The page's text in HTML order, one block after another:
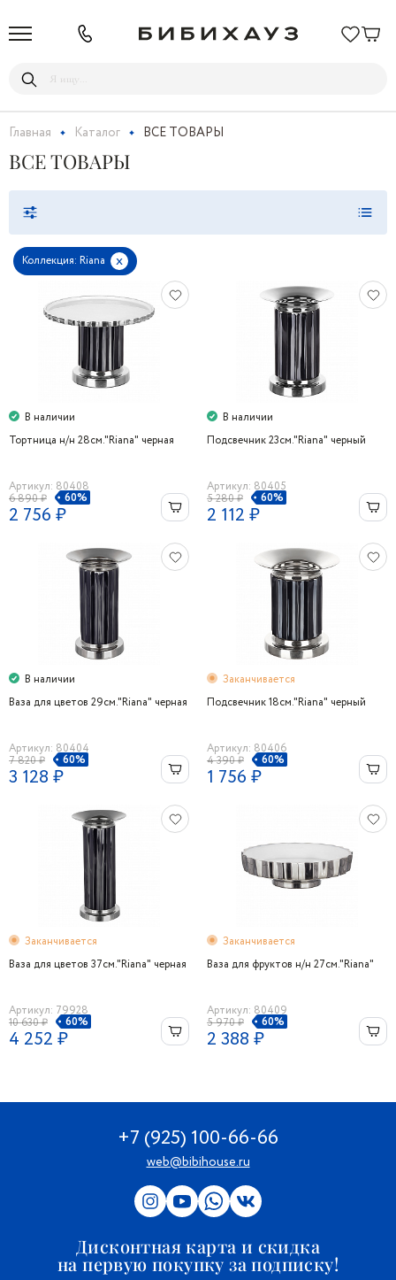
Главная Каталог ВСЕ ТОВАРЫ
ВСЕ ТОВАРЫ
Коллекция: Riana x
В наличии
Тортница н/н 28см."Riana" черная
Артикул: 80408
6 890 ₽
60%
2 756 ₽
В наличии
Подсвечник 23см."Riana" черный
Артикул: 80405
5 280 ₽
60%
2 112 ₽
В наличии
Ваза для цветов 29см."Riana" черная
Артикул: 80404
7 820 ₽
60%
3 128 ₽
Заканчивается
Подсвечник 18см."Riana" черный
Артикул: 80406
4 390 ₽
60%
1 756 ₽
Заканчивается
Ваза для цветов 37см."Riana" черная
Артикул: 79928
10 630 ₽
60%
4 252 ₽
Заканчивается
Ваза для фруктов н/н 27см."Riana"
Артикул: 80409
5 970 ₽
60%
2 388 ₽
+7 (925) 100-66-66
web@bibihouse.ru
Дисконтная карта и скидка
на первую покупку за подписку!